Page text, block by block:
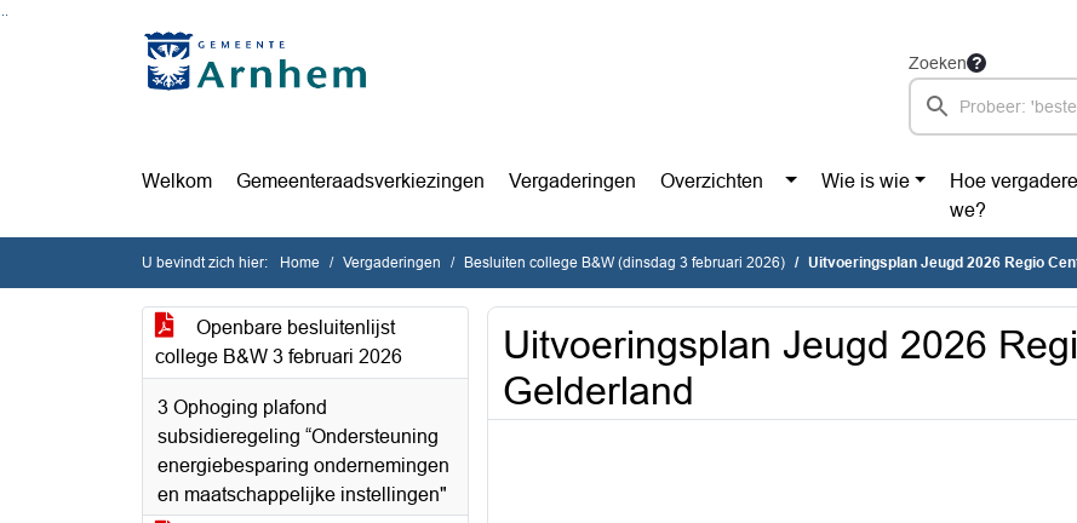
Ga naar de inhoud van deze pagina
Ga naar het zoeken
Ga naar het menu
Zoeken
Welkom Gemeenteraadsverkiezingen Vergaderingen Overzichten Wie is wie
Hoe
we?
U bevindt zich hier: Home Vergaderingen Besluiten college B&W (dinsdag 3 februari 2026) Uitvoeringsplan Jeugd 2026 Regio
Openbare besluitenlijst
college B&W 3 februari 2026
3 Ophoging plafond
subsidieregeling “Ondersteuning
energiebesparing ondernemingen
en maatschappelijke instellingen"
Uitvoeringsplan Jeugd 2026
Gelderland